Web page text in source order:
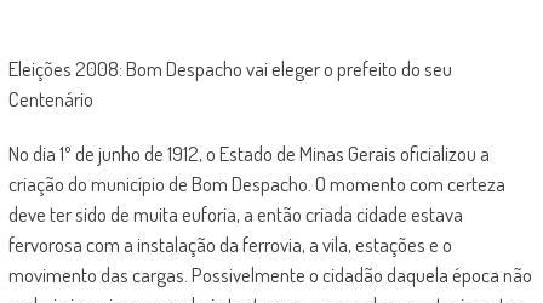
Eleições 2008: Bom Despacho vai eleger o prefeito do seu
Centenário
No dia 1º de junho de 1912, o Estado de Minas Gerais oficializou a
criação do município de Bom Despacho. O momento com certeza
deve ter sido de muita euforia, a então criada cidade estava
fervorosa com a instalação da ferrovia, a vila, estações e o
movimento das cargas. Possivelmente o cidadão daquela época não